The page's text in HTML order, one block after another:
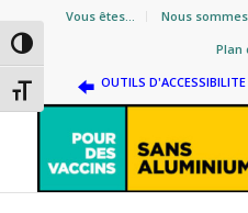
Passer en contraste élevé
Changer la taille de la police
Vous êtes… Nous
Plan
OUTILS